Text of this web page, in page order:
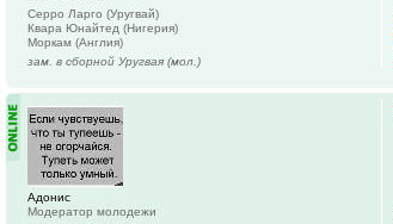
Серро Ларго (Уругвай)
Квара Юнайтед (Нигерия)
Моркам (Англия)
зам. в сборной Уругвая (мол.)
Адонис
Модератор молодежи